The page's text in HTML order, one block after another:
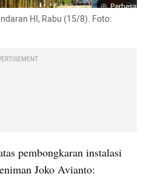
Perbesar
HI, Rabu (15/8). Foto:
pembongkaran instalasi
Joko Avianto: